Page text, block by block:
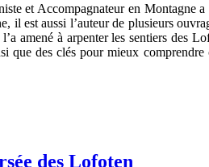
et Accompagnateur en Montagne
il est aussi l’auteur de plusieurs
amené à arpenter les sentiers des
que des clés pour mieux
des Lofoten